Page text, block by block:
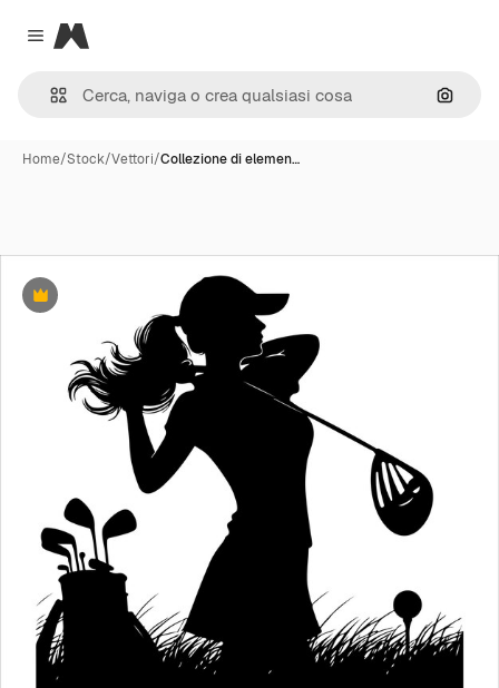
Close menu
Magnific
Cerca
Home/Stock/Vettori/Collezione di elemen…
Premium